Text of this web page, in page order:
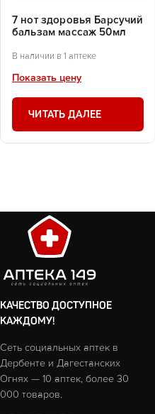
7 нот здоровья Барсучий
бальзам массаж 50мл
В наличии в 1 аптеке
Показать цену
ЧИТАТЬ ДАЛЕЕ
КАЧЕСТВО ДОСТУПНОЕ
КАЖДОМУ!
Сеть социальных аптек в
Дербенте и Дагестанских
Огнях — 10 аптек, более 30
000 товаров.